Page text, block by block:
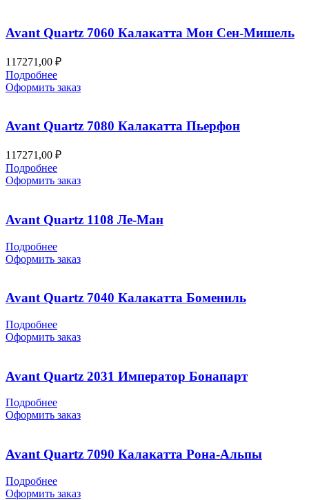
Avant Quartz 7060 Калакатта Мон Сен-Мишель
117271,00 ₽
Подробнее
Оформить заказ
Avant Quartz 7080 Калакатта Пьерфон
117271,00 ₽
Подробнее
Оформить заказ
Avant Quartz 1108 Ле-Ман
Подробнее
Оформить заказ
Avant Quartz 7040 Калакатта Бомениль
Подробнее
Оформить заказ
Avant Quartz 2031 Император Бонапарт
Подробнее
Оформить заказ
Avant Quartz 7090 Калакатта Рона-Альпы
Подробнее
Оформить заказ